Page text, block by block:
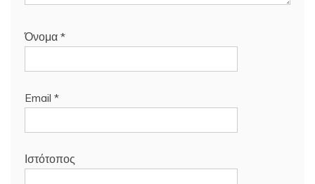
Όνομα *
Email *
Ιστότοπος